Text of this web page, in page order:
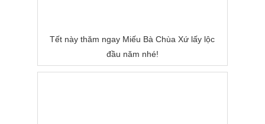
Tết này thăm ngay Miếu Bà Chùa Xứ lấy lộc
đầu năm nhé!